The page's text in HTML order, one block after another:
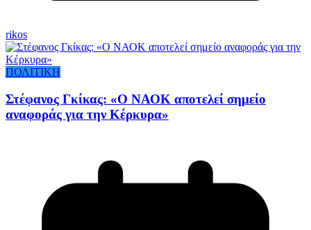
rikos
ΠΟΛΙΤΙΚΗ
Στέφανος Γκίκας: «Ο ΝΑΟΚ αποτελεί σημείο
αναφοράς για την Κέρκυρα»